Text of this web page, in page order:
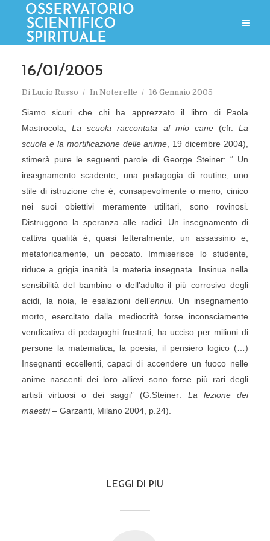
16/01/2005
Di Lucio Russo In Noterelle 16 Gennaio 2005
Siamo sicuri che chi ha apprezzato il libro di Paola
Mastrocola, La scuola raccontata al mio cane(cfr.La
scuola e la mortificazione delle anime , 19 dicembre 2004),
stimerà pure le seguenti parole di George Steiner: “ Un
insegnamento scadente, una pedagogia di routine, uno
stile di istruzione che è, consapevolmente o meno, cinico
nei suoi obiettivi meramente utilitari, sono rovinosi.
Distruggono la speranza alle radici. Un insegnamento di
cattiva qualità è, quasi letteralmente, un assassinio e,
metaforicamente, un peccato. Immiserisce lo studente,
riduce a grigia inanità la materia insegnata. Insinua nella
sensibilità del bambino o dell’adulto il più corrosivo degli
acidi, la noia, le esalazioni dell’ennui. Un insegnamento
morto, esercitato dalla mediocrità forse inconsciamente
vendicativa di pedagoghi frustrati, ha ucciso per milioni di
persone la matematica, la poesia, il pensiero logico (…)
Insegnanti eccellenti, capaci di accendere un fuoco nelle
anime nascenti dei loro allievi sono forse più rari degli
artisti virtuosi o dei saggi” (G.Steiner: La lezione dei
maestri– Garzanti, Milano 2004, p.24).
LEGGI DI PIU